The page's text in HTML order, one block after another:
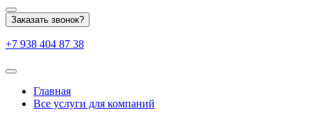
Заказать звонок?
+7 938 404 87 38
Главная
Все услуги для компаний